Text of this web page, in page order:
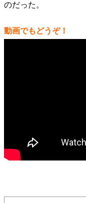
のだった。
動画でもどうぞ！